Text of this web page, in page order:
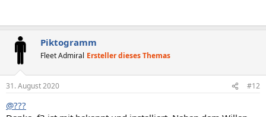
Piktogramm
Fleet Admiral Ersteller dieses Themas
31. August 2020 #12
@???